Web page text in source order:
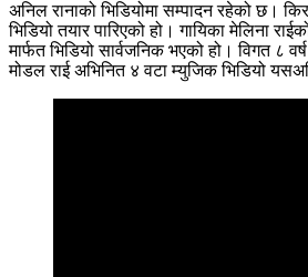
अनिल रानाको भिडियोमा सम्पादन रहेको छ।
भिडियो तयार पारिएको हो। गायिका मेलिना
मार्फत भिडियो सार्वजनिक भएको हो। विगत ८
मोडल राई अभिनित ४ वटा म्युजिक भिडियो